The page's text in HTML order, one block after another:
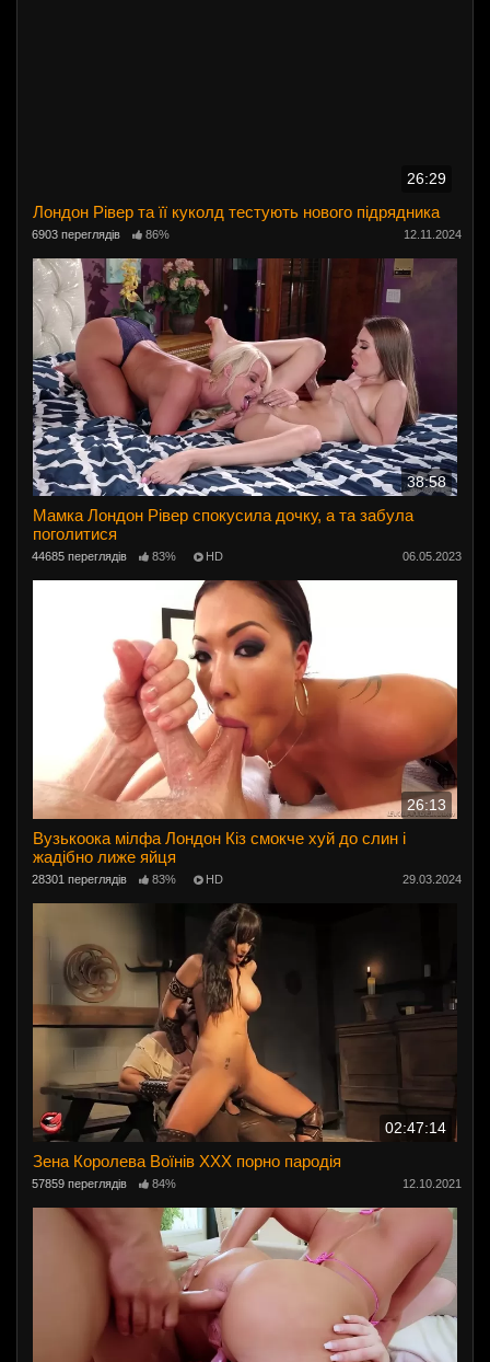
26:29
Лондон Рівер та її куколд тестують нового підрядника
6903 переглядів 86% 12.11.2024
38:58
Мамка Лондон Рівер спокусила дочку, а та забула
поголитися
44685 переглядів 83% HD 06.05.2023
26:13
Вузькоока мілфа Лондон Кіз смокче хуй до слин і
жадібно лиже яйця
28301 переглядів 83% HD 29.03.2024
02:47:14
Зена Королева Воїнів XXX порно пародія
57859 переглядів 84% 12.10.2021